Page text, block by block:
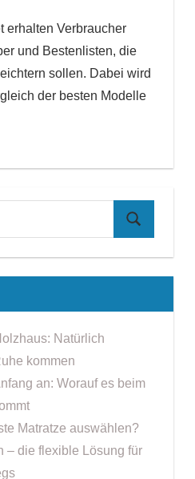
erhalten Verbraucher
und Bestenlisten, die
sollen. Dabei wird
der besten Modelle
Natürlich
kommen
an: Worauf es beim
Matratze auswählen?
– die flexible Lösung für